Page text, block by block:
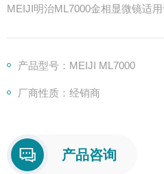
MEIJI明治ML7000金相显微镜适用
产品型号：MEIJI ML7000
厂商性质：经销商
产品咨询